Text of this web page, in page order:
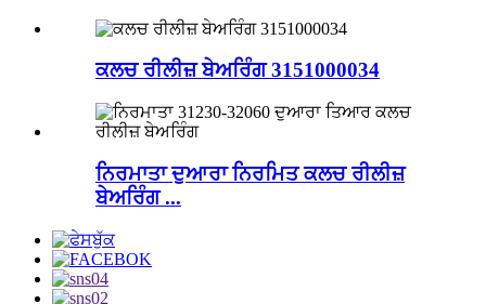
ਕਲਚ ਰੀਲੀਜ਼ ਬੇਅਰਿੰਗ 3151000034
ਨਿਰਮਾਤਾ ਦੁਆਰਾ ਨਿਰਮਿਤ ਕਲਚ ਰੀਲੀਜ਼
ਬੇਅਰਿੰਗ ...